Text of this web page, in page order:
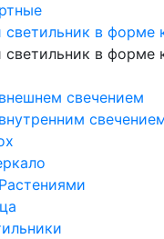
в форме
в форме
свечением